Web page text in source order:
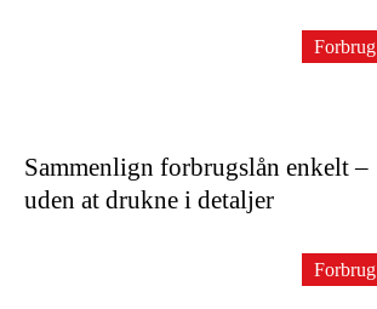
Sammenlign forbrugslån enkelt –
uden at drukne i detaljer
Forbrug
Forbrug